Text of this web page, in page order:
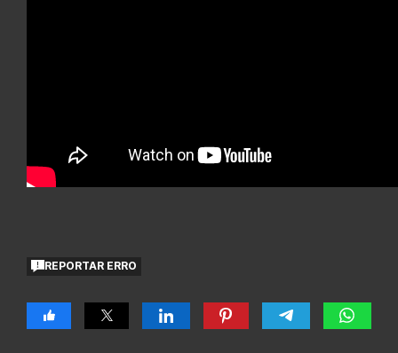
REPORTAR ERRO